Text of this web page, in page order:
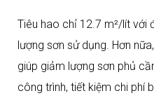
Tiêu hao chỉ 12.7 m²/lít với
lượng sơn sử dụng. Hơn
giúp giảm lượng sơn phủ
công trình, tiết kiệm chi phí